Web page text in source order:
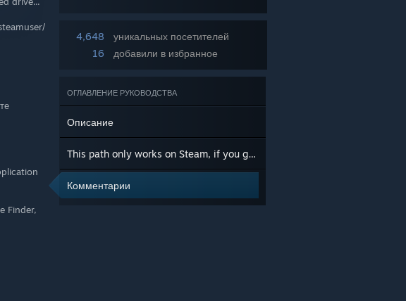
4,648
уникальных посетителей
16
добавили в избранное
ОГЛАВЛЕНИЕ РУКОВОДСТВА
Описание
This path only works on Steam, if you get it through game pass or on the Microsoft Store, it is encrypted.
Комментарии
Finder,